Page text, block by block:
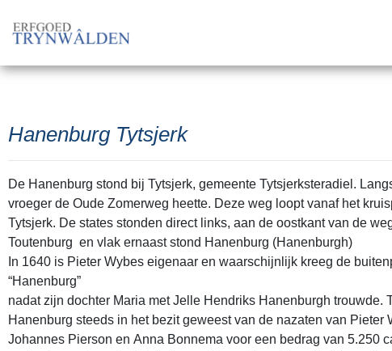
Hanenburg Tytsjerk
De Hanenburg stond bij Tytsjerk, gemeente Tytsjerksteradiel.
vroeger de Oude Zomerweg heette. Deze weg loopt vanaf het
Tytsjerk. De states stonden direct links, aan de oostkant van de
Toutenburg en vlak ernaast stond Hanenburg (Hanenburgh)
In 1640 is Pieter Wybes eigenaar en waarschijnlijk kreeg de
“Hanenburg”
nadat zijn dochter Maria met Jelle Hendriks Hanenburgh trouwde.
Hanenburg steeds in het bezit geweest van de nazaten van Pieter
Johannes Pierson en Anna Bonnema voor een bedrag van 5.250